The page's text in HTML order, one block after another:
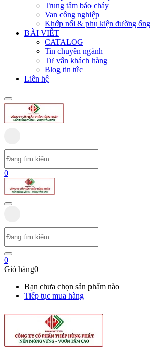
Trung tâm báo cháy
Van công nghiệp
Khớp nối & phụ kiện đường ống
BÀI VIẾT
CATALOG
Tin chuyên ngành
Tư vấn khách hàng
Blog tin tức
Liên hệ
0
0
Giỏ hàng0
Bạn chưa chọn sản phẩm nào
Tiếp tục mua hàng